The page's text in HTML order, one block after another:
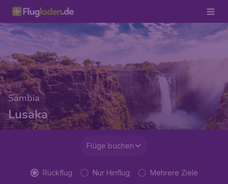
Sambia
Lusaka
Flüge buchen
Rückflug Nur Hinflug Mehrere Ziele